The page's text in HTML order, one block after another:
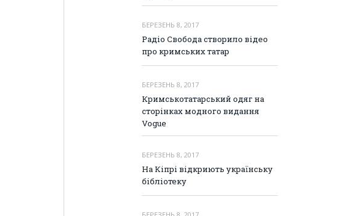
БЕРЕЗЕНЬ 8, 2017
Радіо Свобода створило відео
про кримських татар
БЕРЕЗЕНЬ 8, 2017
Кримськотатарський одяг на
сторінках модного видання
Vogue
БЕРЕЗЕНЬ 8, 2017
На Кіпрі відкриють українську
бібліотеку